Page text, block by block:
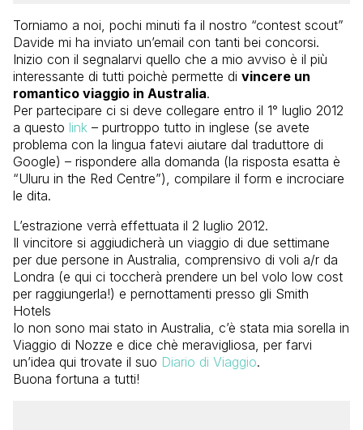
Torniamo a noi, pochi minuti fa il nostro “contest scout”
Davide mi ha inviato un’email con tanti bei concorsi.
Inizio con il segnalarvi quello che a mio avviso è il più
interessante di tutti poichè permette di vincere un
romantico viaggio in Australia.
Per partecipare ci si deve collegare entro il 1° luglio 2012
a questo link – purtroppo tutto in inglese (se avete
problema con la lingua fatevi aiutare dal traduttore di
Google) – rispondere alla domanda (la risposta esatta è
“Uluru in the Red Centre”), compilare il form e incrociare
le dita.
L’estrazione verrà effettuata il 2 luglio 2012.
Il vincitore si aggiudicherà un viaggio di due settimane
per due persone in Australia, comprensivo di voli a/r da
Londra (e qui ci toccherà prendere un bel volo low cost
per raggiungerla!) e pernottamenti presso gli Smith
Hotels
Io non sono mai stato in Australia, c’è stata mia sorella in
Viaggio di Nozze e dice chè meravigliosa, per farvi
un’idea qui trovate il suo Diario di Viaggio.
Buona fortuna a tutti!